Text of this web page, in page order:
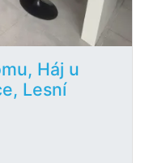
Háj u
Lesní